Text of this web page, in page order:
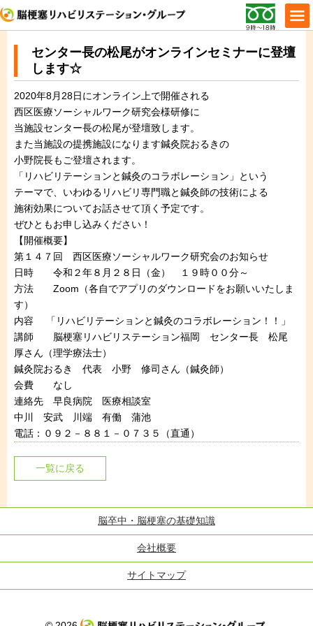
センター長の松尾がオンラインセミナーに登壇
します☆
2020年8月28日にオンライン上で開催される
西区医療ソーシャルワーク研究会様研修に
当施設センター長の松尾が登壇致します。
また当施設の提携施設になります鍼灸院おるきの
小野院長もご登壇されます。
「リハビリテーションと鍼灸のコラボレーション」という
テーマで、いわゆるリハビリ専門職と鍼灸師の技術による
施術効果についてお話させて頂く予定です。
ぜひともお申し込みください！
【開催概要】
第１４７回 西区医療ソーシャルワーク研究会のお知らせ
日時 令和２年８月２８日（金） １９時００分～
方法 Zoom（各自でアプリのダウンロードをお願いいたしま
す）
内容 「リハビリテーションと鍼灸のコラボレーション！！」
講師 脳梗塞リハビリステーション福岡 センター長 松尾
厚さん（理学療法士）
鍼灸院おるき 代表 小野 修司さん（鍼灸師）
会費 なし
連絡先 早良病院 医療相談室
中川 安武 川端 有働 蒲池
電話：０９２－８８１－０７３５（直通）
一覧に戻る
脳卒中・脳梗塞の基礎知識
会社概要
サイトマップ